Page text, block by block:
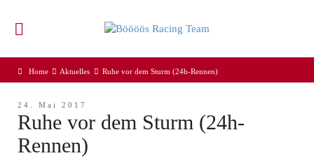
Home Aktuelles Ruhe vor dem Sturm (24h-Rennen)
24. Mai 2017
Ruhe vor dem Sturm (24h-
Rennen)